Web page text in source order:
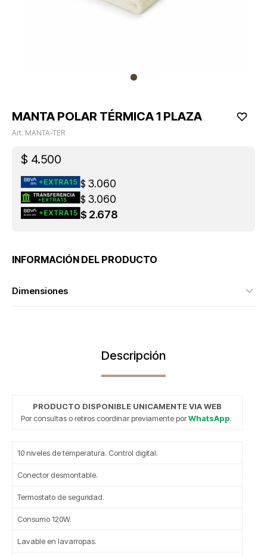
MANTA POLAR TÉRMICA 1 PLAZA
MANTA-TER
$ 4.500
$ 3.060
$ 3.060
$ 2.678
INFORMACIÓN DEL PRODUCTO
Dimensiones
Descripción
PRODUCTO DISPONIBLE UNICAMENTE VIA WEB
Por consultas o retiros coordinar previamente porWhatsApp.
10 niveles de temperatura. Control digital.
Conector desmontable.
Termostato de seguridad.
Consumo 120W.
Lavable en lavarropas.